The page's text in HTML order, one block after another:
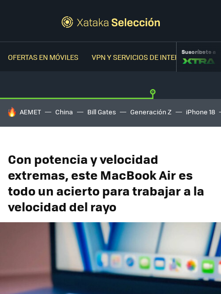
OFERTAS EN MÓVILES VPN Y SERVICIOS DE INTERNETSuscríbete a
HOY SE HABLA DE
AEMET China Bill Gates Generación Z iPhone 18
Con potencia y velocidad
extremas, este MacBook Air es
todo un acierto para trabajar a la
velocidad del rayo